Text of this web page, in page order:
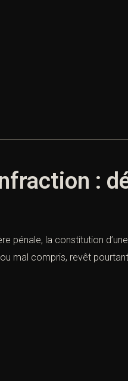
:
pénale, la constitution
mal compris, revêt